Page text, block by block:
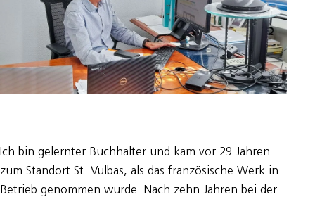
Ich bin gelernter Buchhalter und kam vor 29 Jahren
zum Standort St. Vulbas, als das französische Werk in
Betrieb genommen wurde. Nach zehn Jahren bei der